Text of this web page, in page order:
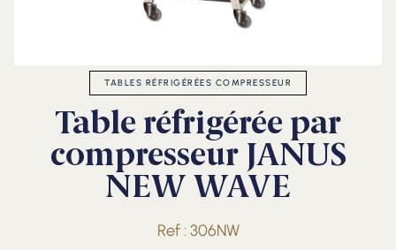
TABLES RÉFRIGÉRÉES COMPRESSEUR
Table réfrigérée par
compresseur JANUS
NEW WAVE
Ref : 306NW